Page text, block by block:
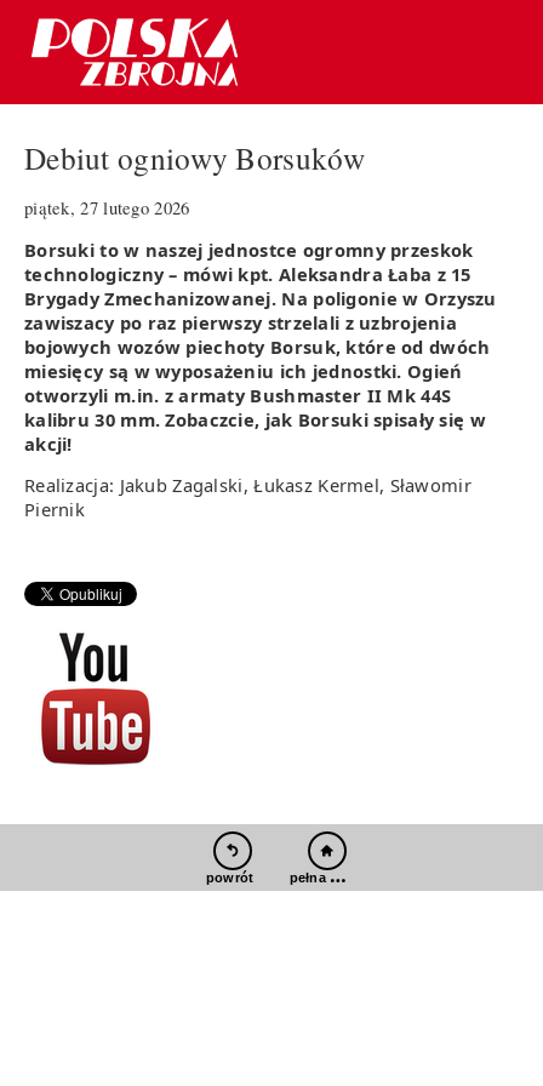
Debiut ogniowy Borsuków
piątek, 27 lutego 2026
Borsuki to w naszej jednostce ogromny przeskok
technologiczny – mówi kpt. Aleksandra Łaba z 15
Brygady Zmechanizowanej. Na poligonie w Orzyszu
zawiszacy po raz pierwszy strzelali z uzbrojenia
bojowych wozów piechoty Borsuk, które od dwóch
miesięcy są w wyposażeniu ich jednostki. Ogień
otworzyli m.in. z armaty Bushmaster II Mk 44S
kalibru 30 mm. Zobaczcie, jak Borsuki spisały się w
akcji!
Realizacja: Jakub Zagalski, Łukasz Kermel, Sławomir
Piernik
powrót pełna wersja